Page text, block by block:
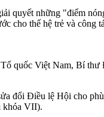
quyết những "điểm
cho thế hệ trẻ và
quốc Việt Nam, Bí
đổi Điều lệ Hội cho
khóa VII).